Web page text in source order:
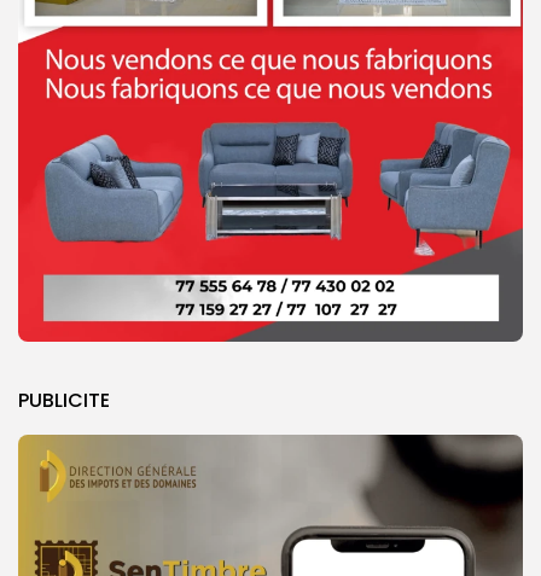
PUBLICITE